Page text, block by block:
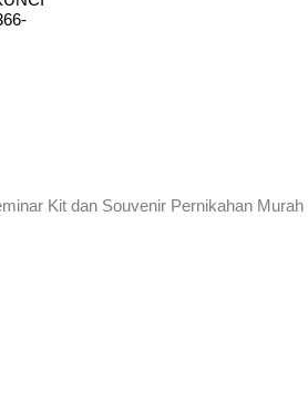
Kit dan Souvenir Pernikahan Murah